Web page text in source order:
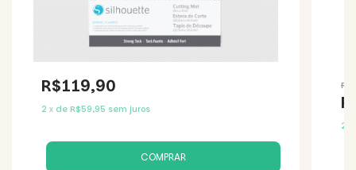
R$119,90
2 x de R$59,95 sem juros
2